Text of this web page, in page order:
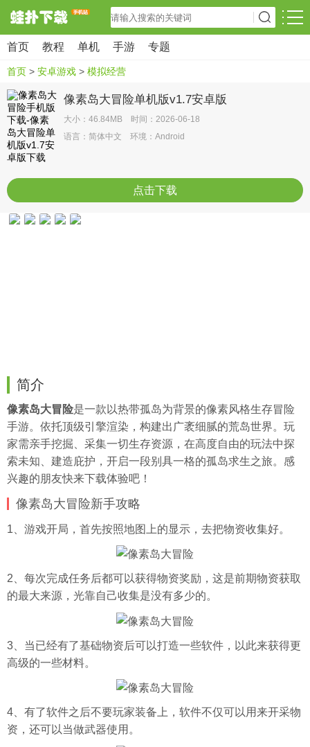
首页 教程 单机 手游 专题
首页 > 安卓游戏 > 模拟经营
像素岛大冒险单机版v1.7安卓版
大小：46.84MB 时间：2026-06-18
语言：简体中文 环境：Android
点击下载
简介
像素岛大冒险是一款以热带孤岛为背景的像素风格生存冒险
手游。依托顶级引擎渲染，构建出广袤细腻的荒岛世界。玩
家需亲手挖掘、 采集一切生存资源，在高度自由的玩法中探
索未知、建造庇护，开启一段别具一格的孤岛求生之旅。感
兴趣的朋友快来下载体验吧！
像素岛大冒险新手攻略
1、游戏开局，首先按照地图上的显示，去把物资收集好。
2、每次完成任务后都可以获得物资奖励，这是前期物资获取
的最大来源，光靠自己收集是没有多少的。
3、当已经有了基础物资后可以打造一些软件，以此来获得更
高级的一些材料。
4、有了软件之后不要玩家装备上，软件不仅可以用来开采物
资，还可以当做武器使用。